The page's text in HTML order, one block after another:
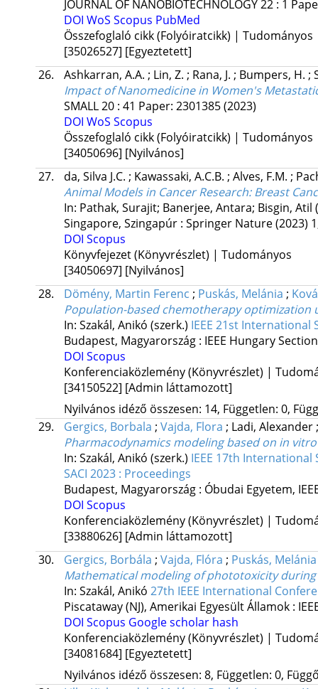
JOURNAL OF NANOBIOTECHNOLOGY22: 1
DOI WoS Scopus PubMed
Összefoglaló cikk (Folyóiratcikk) | Tudományos
[35026527] [Egyeztetett]
26.
Ashkarran, A.A. ; Lin, Z. ; Rana, J. ; Bumpers, H. ;
Impact of Nanomedicine in Women's
SMALL20: 41 Paper: 2301385(2023)
DOI WoS Scopus
Összefoglaló cikk (Folyóiratcikk) | Tudományos
[34050696] [Nyilvános]
27.
da, Silva J.C. ; Kawassaki, A.C.B. ; Alves, F.M. ;
Animal Models in Cancer Research: Breast
In: Pathak, Surajit; Banerjee, Antara; Bisgin, Atil
Singapore, Szingapúr : Springer Nature(2023)
DOI Scopus
Könyvfejezet (Könyvrészlet) | Tudományos
[34050697] [Nyilvános]
28.
Dömény, Martin Ferenc ; Puskás, Melánia ;
Population-based chemotherapy optimization
In: Szakál, Anikó (szerk.) IEEE 21st International
Budapest, Magyarország : IEEE Hungary Section
DOI Scopus
Konferenciaközlemény (Könyvrészlet) |
[34150522] [Admin láttamozott]
Nyilvános idéző összesen: 14, Független: 0,
29.
Gergics, Borbala ; Vajda, Flora ; Ladi, Alexander
Pharmacodynamics modeling based on in
In: Szakál, Anikó (szerk.) IEEE 17th
SACI 2023 : Proceedings
Budapest, Magyarország : Óbudai Egyetem,
DOI Scopus
Konferenciaközlemény (Könyvrészlet) |
[33880626] [Admin láttamozott]
30.
Gergics, Borbála ; Vajda, Flóra ; Puskás, Melánia
Mathematical modeling of phototoxicity
In: Szakál, Anikó 27th IEEE International
Piscataway (NJ), Amerikai Egyesült Államok :
DOI Scopus Google scholar hash
Konferenciaközlemény (Könyvrészlet) |
[34081684] [Egyeztetett]
Nyilvános idéző összesen: 8, Független: 0,